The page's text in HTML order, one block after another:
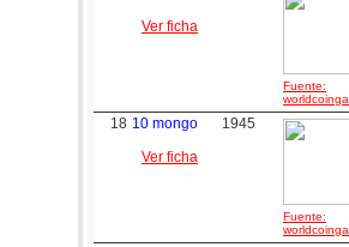
Ver ficha
Fuente:
18 10 mongo
Ver ficha
1945
Fuente: